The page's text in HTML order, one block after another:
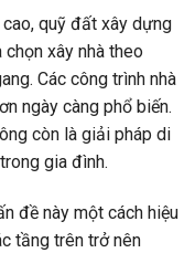
quỹ đất xây dựng
chọn xây nhà theo
Các công trình nhà
ngày càng phổ biến.
còn là giải pháp di
gia đình.
đề này một cách hiệu
tầng trên trở nên